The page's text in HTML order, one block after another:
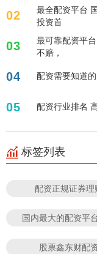
02
最全配资平台
投资首
03
最可靠配资平
不赔，
04 配资需要知道
05 配资行业排名
标签列表
配资正规证券理
国内最大的配资平
股票鑫东财配